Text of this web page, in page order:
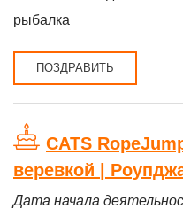
рыбалка
ПОЗДРАВИТЬ
CATS
веревкой |
Дата начала